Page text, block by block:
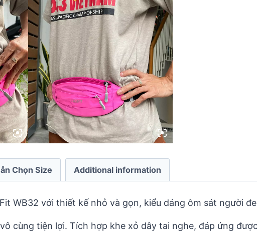
Chọn Size Additional information
WB32 với thiết kế nhỏ và gọn, kiểu dáng ôm sát người
cùng tiện lợi. Tích hợp khe xỏ dây tai nghe, đáp ứng